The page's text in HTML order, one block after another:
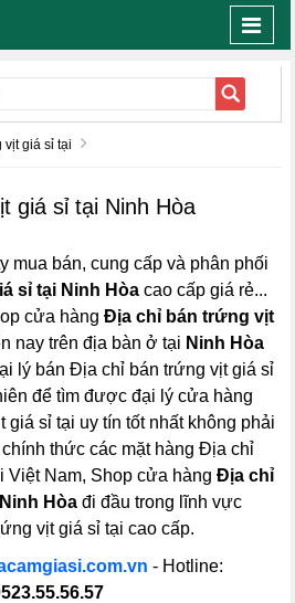
giá sỉ tại
giá sỉ tại Ninh Hòa
mua bán, cung cấp và phân phối
sỉ tại Ninh Hòa cao cấp giá rẻ...
cửa hàngĐịa chỉ bán trứng vịt
nay trên địa bàn ở tại Ninh Hòa
lý bán Địa chỉ bán trứng vịt giá sỉ
để tìm được đại lý cửa hàng
giá sỉ tại uy tín tốt nhất không phải
thức các mặt hàng Địa chỉ
Việt Nam, Shop cửa hàngĐịa chỉ
Hòa đi đầu trong lĩnh vực
vịt giá sỉ tại cao cấp.
- Hotline: